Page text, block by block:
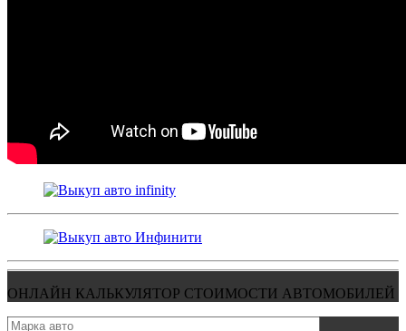
ОНЛАЙН КАЛЬКУЛЯТОР СТОИМОСТИ АВТОМОБИЛЕЙ